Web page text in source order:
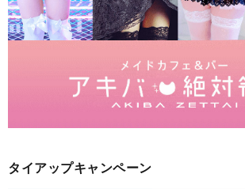
タイアップキャンペーン